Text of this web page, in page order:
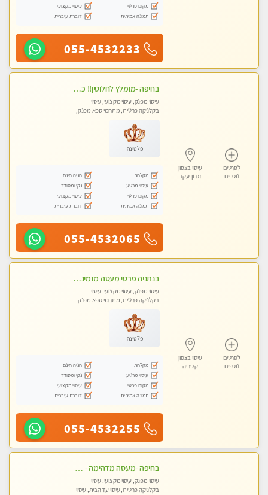
מקום פרטי
עיסוי מקצועי
תמונה אמיתית
דוברת עיברית
055-4532233
לפרטים
נוספים
עיסוי בצפון
זכרון יעקב
בחיפה -מומלץ לחלוטין!! כל סוגי העיסויים מעסה מקצועית ואיכותית פרטי!!!
עיסוי מפנק, עיסוי מקצועי, עיסוי
בקלניקה פרטית, מתחמי ספא מפנק,
טנטרה
פלטינה
מקלחת
חניה חינם
עיסוי מרגיע
נקי ומסודר
מקום פרטי
עיסוי מקצועי
תמונה אמיתית
דוברת עיברית
055-4532065
לפרטים
נוספים
עיסוי בצפון
קיסריה
בנתניה פרטי מעסה מזמינה אותך למפגש אחד על אחד בלי שותפות! פינוק מרגיע vip
עיסוי מפנק, עיסוי מקצועי, עיסוי
בקלניקה פרטית, מתחמי ספא מפנק,
פלטינה
מקלחת
חניה חינם
עיסוי מרגיע
נקי ומסודר
מקום פרטי
עיסוי מקצועי
תמונה אמיתית
דוברת עיברית
055-4532255
בחיפה -מעסה מדהימה - כל סוגי העיסויים מעסה מקצועית ואיכותית פרטי!!!
עיסוי מפנק, עיסוי מקצועי, עיסוי
בקלניקה פרטית, עיסוי עד הבית, עיסוי